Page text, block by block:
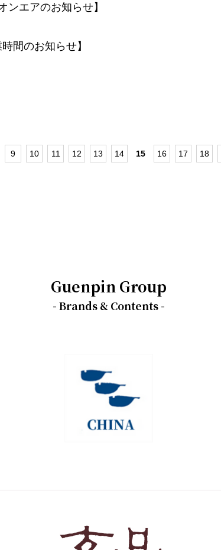
ンエアのお知らせ】
間のお知らせ】
9 10 11 12 13 14 15 16 17 18
Guenpin Group
- Brands & Contents -